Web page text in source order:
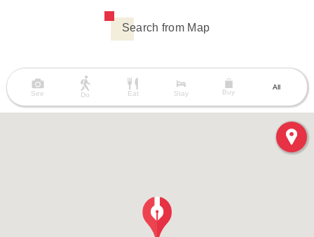
Search from Map
See Do Eat Stay Buy
All